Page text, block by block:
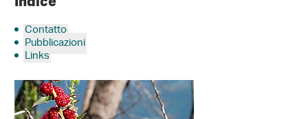
Contatto
Pubblicazioni
Links